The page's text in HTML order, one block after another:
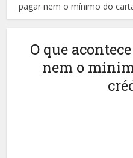
pagar nem o mínimo do
O que
nem o